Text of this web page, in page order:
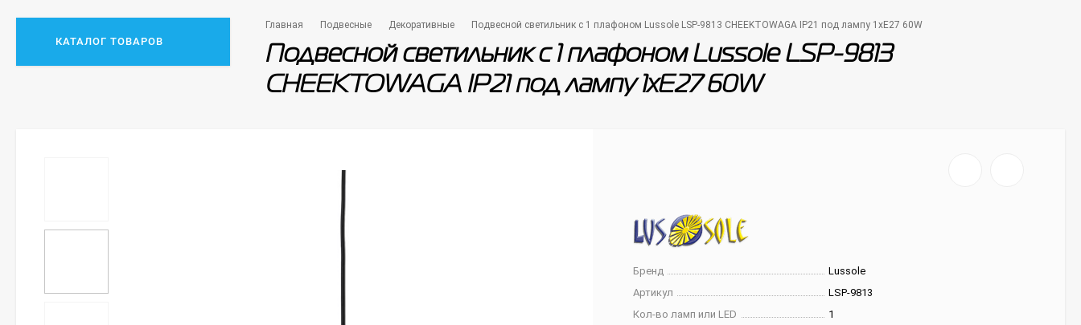
КАТАЛОГ ТОВАРОВ
Главная Подвесные Декоративные Подвесной светильник с 1 плафоном Lussole LSP-9813 CHEEKTOWAGA IP21 под лампу 1xE27 60W
Подвесной светильник с 1 плафоном Lussole LSP-9813
CHEEKTOWAGA IP21 под лампу 1xE27 60W
Бренд
Lussole
Артикул
LSP-9813
Кол-во ламп или LED
1